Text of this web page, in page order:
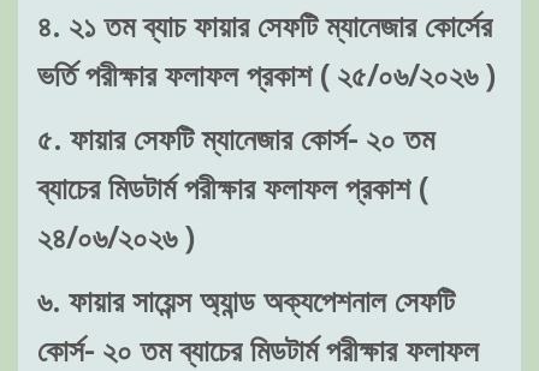
৪. ২১ তম ব্যাচ ফায়ার সেফটি ম্যানেজার কোর্সের
ভর্তি পরীক্ষার ফলাফল প্রকাশ ( ২৫/০৬/২০২৬ )
৫. ফায়ার সেফটি ম্যানেজার কোর্স- ২০ তম
ব্যাচের মিডটার্ম পরীক্ষার ফলাফল প্রকাশ (
২৪/০৬/২০২৬ )
৬. ফায়ার সায়েন্স অ্যান্ড অক্যপেশনাল সেফটি
কোর্স- ২০ তম ব্যাচের মিডটার্ম পরীক্ষার ফলাফল